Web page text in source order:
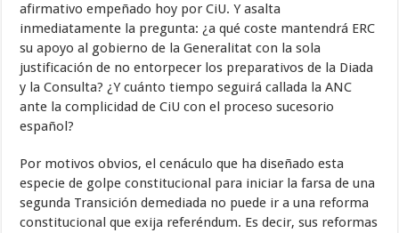
afirmativo empeñado hoy por CiU. Y asalta
inmediatamente la pregunta: ¿a qué coste mantendrá ERC
su apoyo al gobierno de la Generalitat con la sola
justificación de no entorpecer los preparativos de la Diada
y la Consulta? ¿Y cuánto tiempo seguirá callada la ANC
ante la complicidad de CiU con el proceso sucesorio
español?
Por motivos obvios, el cenáculo que ha diseñado esta
especie de golpe constitucional para iniciar la farsa de una
segunda Transición demediada no puede ir a una reforma
constitucional que exija referéndum. Es decir, sus reformas